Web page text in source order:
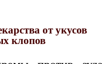
от укусов
клопов